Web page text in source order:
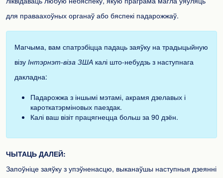
для праваахоўных органаў або бяспекі падарожжаў.
Магчыма, вам спатрэбіцца падаць заяўку на традыцыйную
візу Інтэрнэт-віза ЗША калі што-небудзь з наступнага
дакладна:
Падарожжа з іншымі мэтамі, акрамя дзелавых і
кароткатэрміновых паездак.
Калі ваш візіт працягнецца больш за 90 дзён.
ЧЫТАЦЬ ДАЛЕЙ:
Запоўніце заяўку з упэўненасцю, выканаўшы наступныя дзеянні